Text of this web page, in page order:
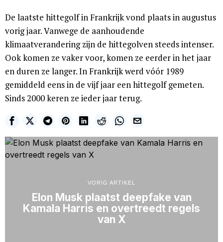
De laatste hittegolf in Frankrijk vond plaats in augustus
vorig jaar. Vanwege de aanhoudende
klimaatverandering zijn de hittegolven steeds intenser.
Ook komen ze vaker voor, komen ze eerder in het jaar
en duren ze langer. In Frankrijk werd vóór 1989
gemiddeld eens in de vijf jaar een hittegolf gemeten.
Sinds 2000 keren ze ieder jaar terug.
VORIG ARTIKEL
Elon Musk plaatst deepfake van
Kamala Harris en overtreedt regels
van X